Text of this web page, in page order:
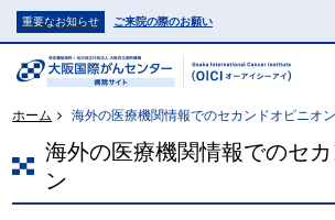
重要なお知らせ ご来院の際のお願い
ホーム 海外の医療機関情報でのセカンドオピニオン
海外の医療機関情報でのセ
ン